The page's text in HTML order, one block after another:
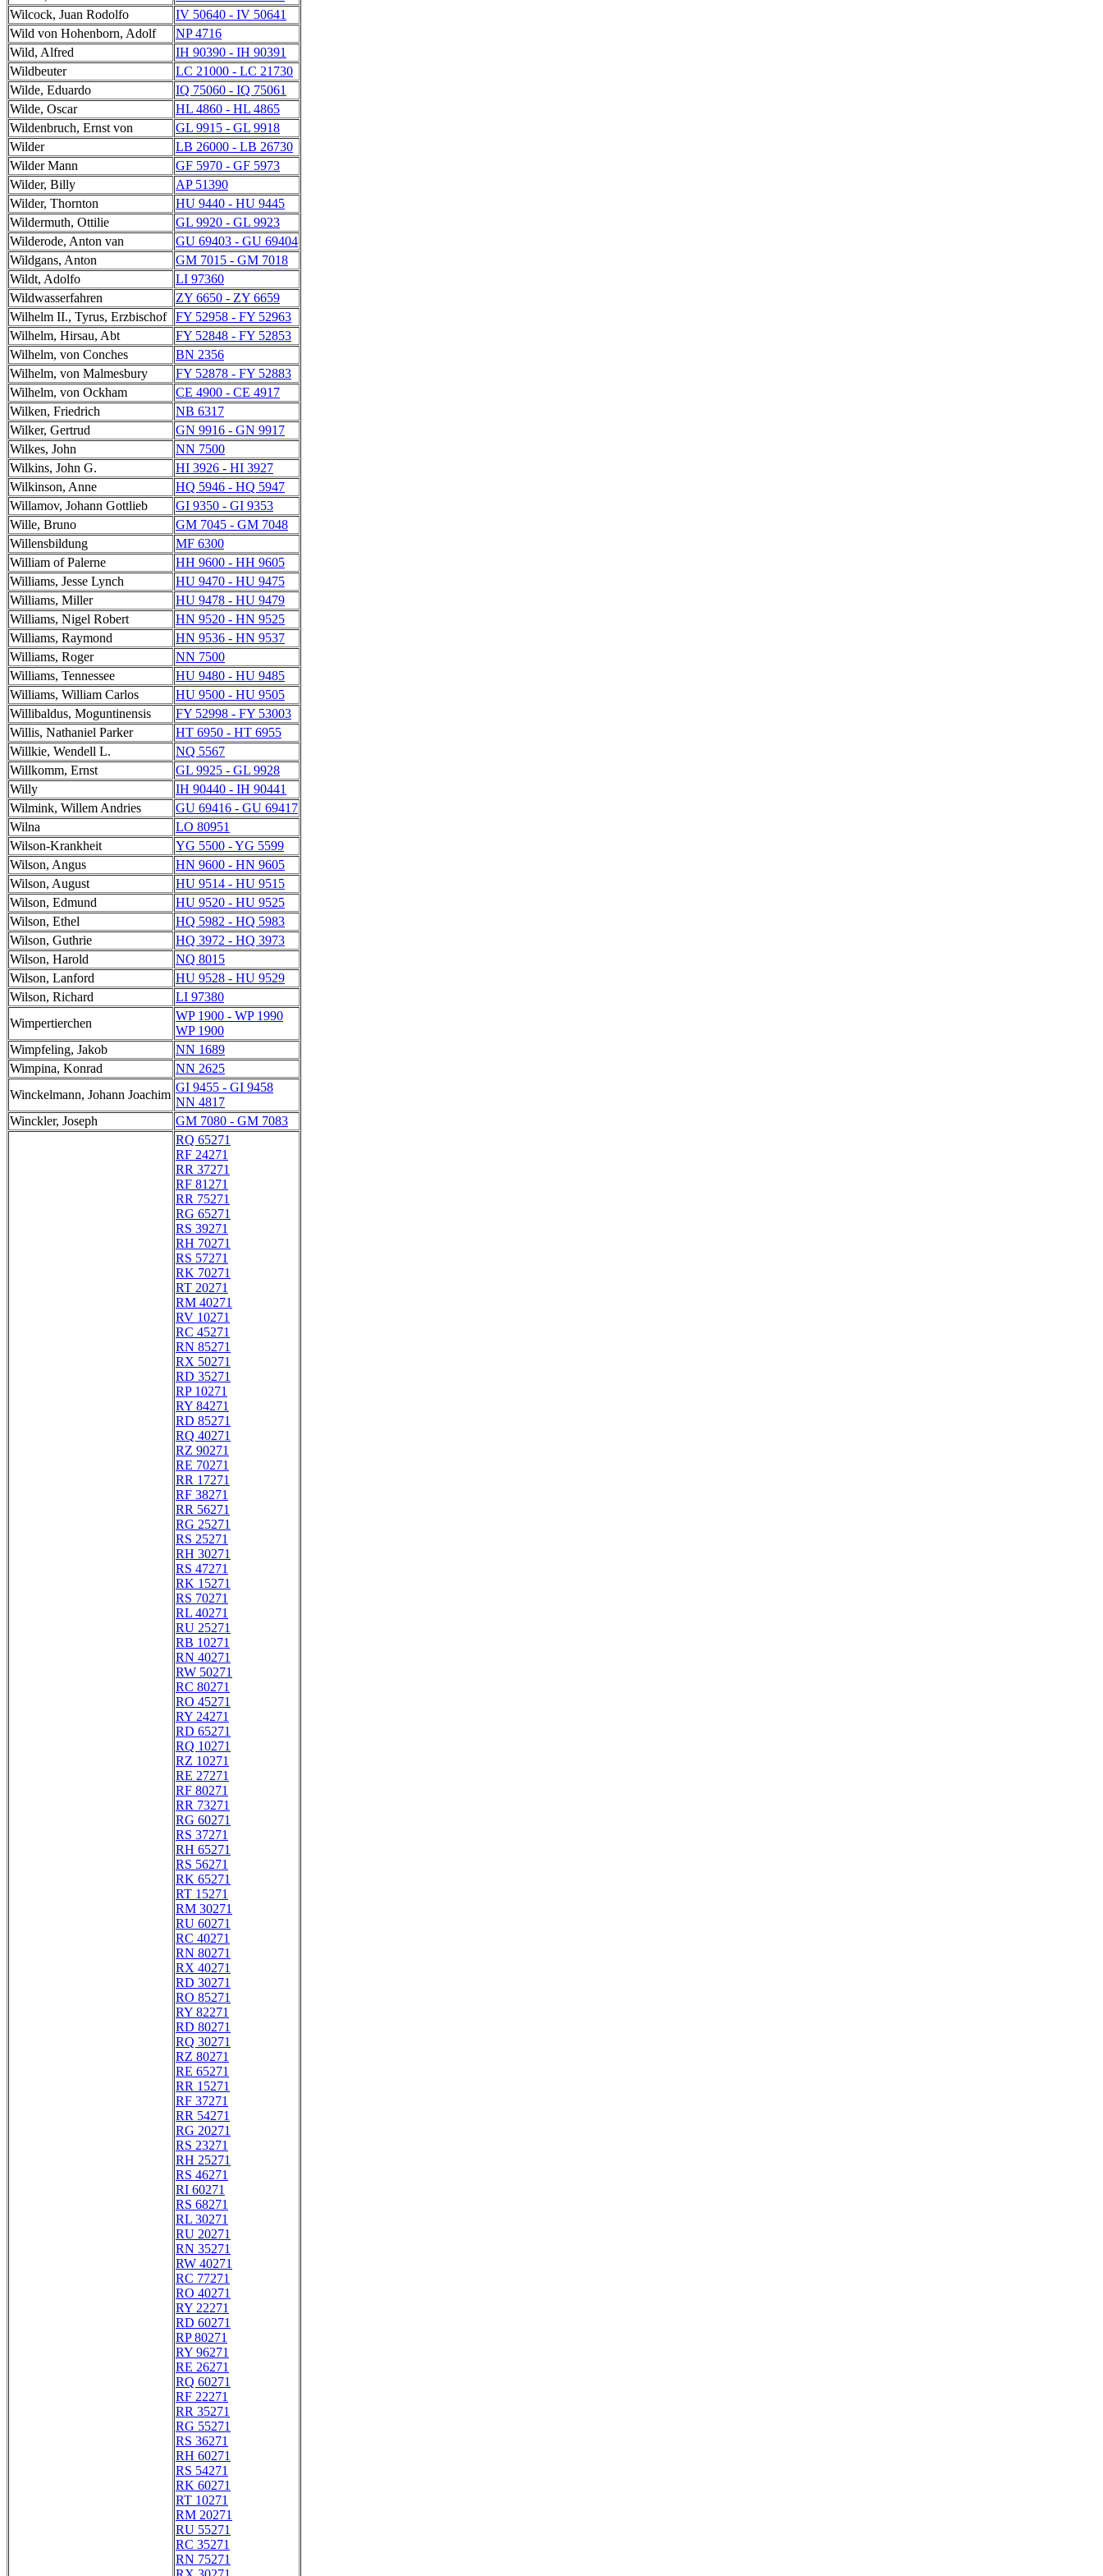
Wilcock, Juan Rodolfo
IV 50640 - IV 50641
Wild von Hohenborn, Adolf
NP 4716
Wild, Alfred
IH 90390 - IH 90391
Wildbeuter
LC 21000 - LC 21730
Wilde, Eduardo
IQ 75060 - IQ 75061
Wilde, Oscar
HL 4860 - HL 4865
Wildenbruch, Ernst von
GL 9915 - GL 9918
Wilder
LB 26000 - LB 26730
Wilder Mann
GF 5970 - GF 5973
Wilder, Billy
AP 51390
Wilder, Thornton
HU 9440 - HU 9445
Wildermuth, Ottilie
GL 9920 - GL 9923
Wilderode, Anton van
GU 69403 - GU 69404
Wildgans, Anton
GM 7015 - GM 7018
Wildt, Adolfo
LI 97360
Wildwasserfahren
ZY 6650 - ZY 6659
Wilhelm II., Tyrus, Erzbischof
FY 52958 - FY 52963
Wilhelm, Hirsau, Abt
FY 52848 - FY 52853
Wilhelm, von Conches
BN 2356
Wilhelm, von Malmesbury
FY 52878 - FY 52883
Wilhelm, von Ockham
CE 4900 - CE 4917
Wilken, Friedrich
NB 6317
Wilker, Gertrud
GN 9916 - GN 9917
Wilkes, John
NN 7500
Wilkins, John G.
HI 3926 - HI 3927
Wilkinson, Anne
HQ 5946 - HQ 5947
Willamov, Johann Gottlieb
GI 9350 - GI 9353
Wille, Bruno
GM 7045 - GM 7048
Willensbildung
MF 6300
William of Palerne
HH 9600 - HH 9605
Williams, Jesse Lynch
HU 9470 - HU 9475
Williams, Miller
HU 9478 - HU 9479
Williams, Nigel Robert
HN 9520 - HN 9525
Williams, Raymond
HN 9536 - HN 9537
Williams, Roger
NN 7500
Williams, Tennessee
HU 9480 - HU 9485
Williams, William Carlos
HU 9500 - HU 9505
Willibaldus, Moguntinensis
FY 52998 - FY 53003
Willis, Nathaniel Parker
HT 6950 - HT 6955
Willkie, Wendell L.
NQ 5567
Willkomm, Ernst
GL 9925 - GL 9928
Willy
IH 90440 - IH 90441
Wilmink, Willem Andries
GU 69416 - GU 69417
Wilna
LO 80951
Wilson-Krankheit
YG 5500 - YG 5599
Wilson, Angus
HN 9600 - HN 9605
Wilson, August
HU 9514 - HU 9515
Wilson, Edmund
HU 9520 - HU 9525
Wilson, Ethel
HQ 5982 - HQ 5983
Wilson, Guthrie
HQ 3972 - HQ 3973
Wilson, Harold
NQ 8015
Wilson, Lanford
HU 9528 - HU 9529
Wilson, Richard
LI 97380
Wimpertierchen
WP 1900 - WP 1990
WP 1900
Wimpfeling, Jakob
NN 1689
Wimpina, Konrad
NN 2625
Winckelmann, Johann Joachim
GI 9455 - GI 9458
NN 4817
Winckler, Joseph
GM 7080 - GM 7083
RQ 65271
RF 24271
RR 37271
RF 81271
RR 75271
RG 65271
RS 39271
RH 70271
RS 57271
RK 70271
RT 20271
RM 40271
RV 10271
RC 45271
RN 85271
RX 50271
RD 35271
RP 10271
RY 84271
RD 85271
RQ 40271
RZ 90271
RE 70271
RR 17271
RF 38271
RR 56271
RG 25271
RS 25271
RH 30271
RS 47271
RK 15271
RS 70271
RL 40271
RU 25271
RB 10271
RN 40271
RW 50271
RC 80271
RO 45271
RY 24271
RD 65271
RQ 10271
RZ 10271
RE 27271
RF 80271
RR 73271
RG 60271
RS 37271
RH 65271
RS 56271
RK 65271
RT 15271
RM 30271
RU 60271
RC 40271
RN 80271
RX 40271
RD 30271
RO 85271
RY 82271
RD 80271
RQ 30271
RZ 80271
RE 65271
RR 15271
RF 37271
RR 54271
RG 20271
RS 23271
RH 25271
RS 46271
RI 60271
RS 68271
RL 30271
RU 20271
RN 35271
RW 40271
RC 77271
RO 40271
RY 22271
RD 60271
RP 80271
RY 96271
RE 26271
RQ 60271
RF 22271
RR 35271
RG 55271
RS 36271
RH 60271
RS 54271
RK 60271
RT 10271
RM 20271
RU 55271
RC 35271
RN 75271